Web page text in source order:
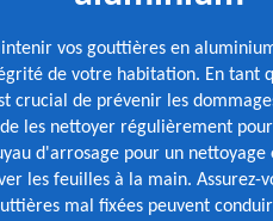
vos gouttières en
de votre habitation. En tant
crucial de prévenir les
les nettoyer régulièrement
d'arrosage pour un nettoyage
les feuilles à la main. Assurez-
mal fixées peuvent